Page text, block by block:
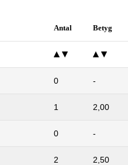
Antal Betyg
0 -
1 2,00
0 -
2 2,50